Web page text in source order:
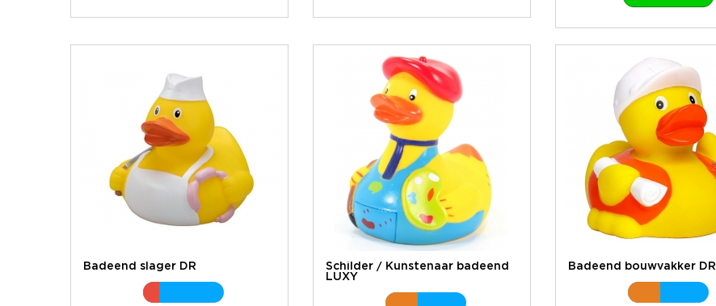
Badeend slager DR
Schilder / Kunstenaar badeend
LUXY
Badeend bouwvakker DR